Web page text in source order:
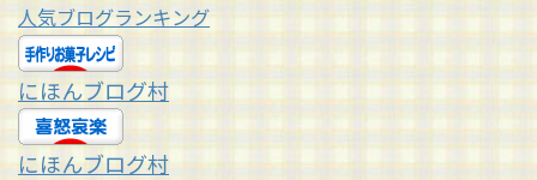
人気ブログランキング
にほんブログ村
にほんブログ村